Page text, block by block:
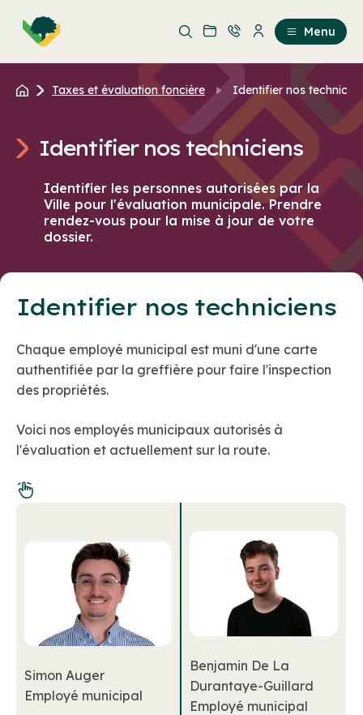
contenu
au
contenu
Menu
Taxes et évaluation foncière Identifier nos
Identifier nos techniciens
Identifier les personnes autorisées par la
Ville pour l'évaluation municipale. Prendre
rendez-vous pour la mise à jour de votre
dossier.
Identifier nos techniciens
Chaque employé municipal est muni d'une carte
authentifiée par la greffière pour faire l'inspection
des propriétés.
Voici nos employés municipaux autorisés à
l'évaluation et actuellement sur la route.
Simon Auger
Employé municipal
Benjamin De La
Durantaye-Guillard
Employé municipal